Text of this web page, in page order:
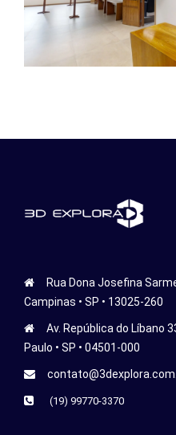
Rua Dona Josefina
Campinas • SP • 13025-260
Av. República do Líbano
Paulo • SP • 04501-000
(19) 99770-3370